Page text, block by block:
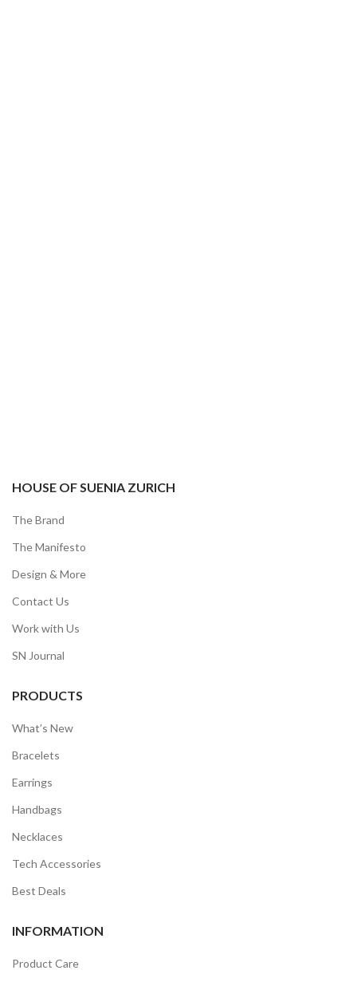
HOUSE OF SUENIA ZURICH
The Brand
The Manifesto
Design & More
Contact Us
Work with Us
SN Journal
PRODUCTS
What’s New
Bracelets
Earrings
Handbags
Necklaces
Tech Accessories
Best Deals
INFORMATION
Product Care